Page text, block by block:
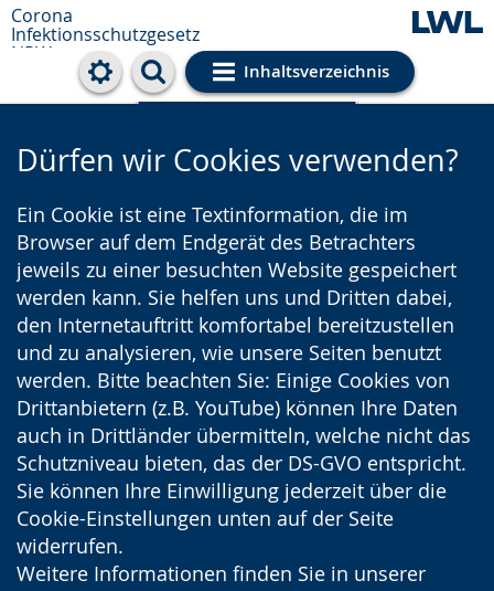
Corona
Infektionsschutzgesetz
NRW
Inhaltsverzeichnis
Cookie-Einstellungen
Dürfen wir Cookies verwenden?
Ein Cookie ist eine Textinformation, die im
Browser auf dem Endgerät des Betrachters
jeweils zu einer besuchten Website gespeichert
werden kann. Sie helfen uns und Dritten dabei,
den Internetauftritt komfortabel bereitzustellen
und zu analysieren, wie unsere Seiten benutzt
werden. Bitte beachten Sie: Einige Cookies von
Drittanbietern (z.B. YouTube) können Ihre Daten
auch in Drittländer übermitteln, welche nicht das
Schutzniveau bieten, das der DS-GVO entspricht.
Sie können Ihre Einwilligung jederzeit über die
Cookie-Einstellungen unten auf der Seite
widerrufen.
Weitere Informationen finden Sie in unserer